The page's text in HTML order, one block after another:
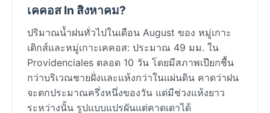
เคคอส In สิงหาคม?
ปริมาณน้ำฝนทั่วไปในเดือน August ของ หมู่เกาะ
เติกส์และหมู่เกาะเคคอส: ประมาณ 49 มม. ใน
Providenciales ตลอด 10 วัน โดยมีสภาพเปียกชื้น
กว่าบริเวณชายฝั่งและแห้งกว่าในแผ่นดิน คาดว่าฝน
จะตกประมาณครึ่งหนึ่งของวัน แต่มีช่วงแห้งยาว
ระหว่างนั้น รูปแบบแปรผันแต่คาดเดาได้